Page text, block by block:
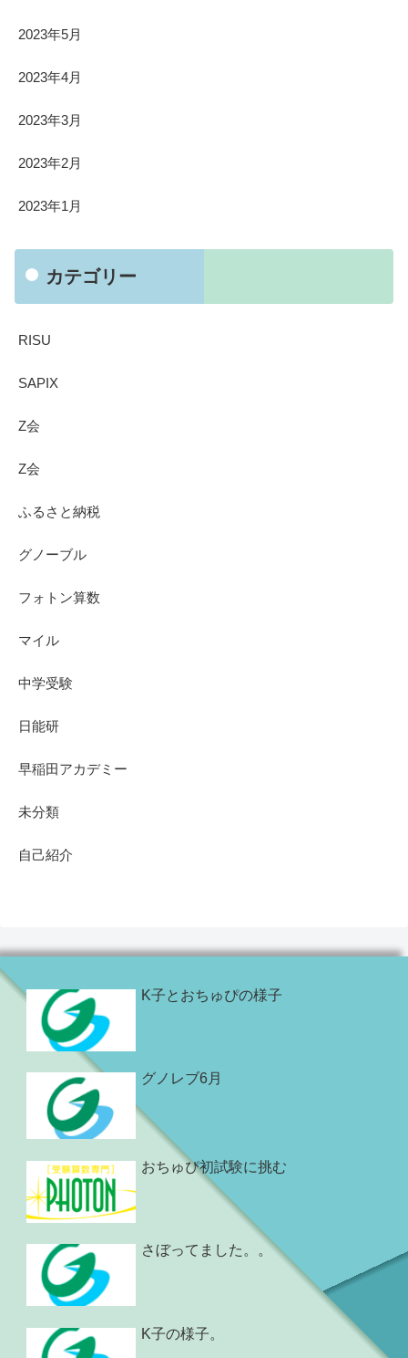
2023年5月
2023年4月
2023年3月
2023年2月
2023年1月
カテゴリー
RISU
SAPIX
Z会
Z会
ふるさと納税
グノーブル
フォトン算数
マイル
中学受験
日能研
早稲田アカデミー
未分類
自己紹介
K子とおちゅぴの様子
グノレブ6月
おちゅぴ初試験に挑む
さぼってました。。
K子の様子。